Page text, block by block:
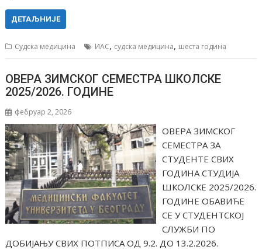
ДЕТАЉНИЈЕ
Судска медицина ИАС, судска медицина, шеста година
ОВЕРА ЗИМСКОГ СЕМЕСТРА ШКОЛСКЕ
2025/2026. ГОДИНЕ
фебруар 2, 2026
ОВЕРА ЗИМСКОГ
СЕМЕСТРА ЗА
СТУДЕНТЕ СВИХ
ГОДИНА СТУДИЈА
ШКОЛСКЕ 2025/2026.
ГОДИНЕ ОБАВИЋЕ
СЕ У СТУДЕНТСКОЈ
СЛУЖБИ ПО
ДОБИЈАЊУ СВИХ ПОТПИСА ОД 9.2. ДО 13.2.2026.